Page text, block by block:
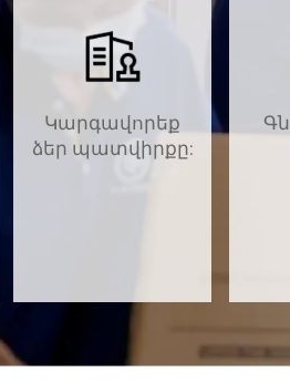
Կարգավորեք
ձեր պատվիրքը: